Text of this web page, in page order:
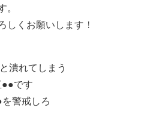
。
しくお願いします！
潰れてしまう
です
警戒しろ